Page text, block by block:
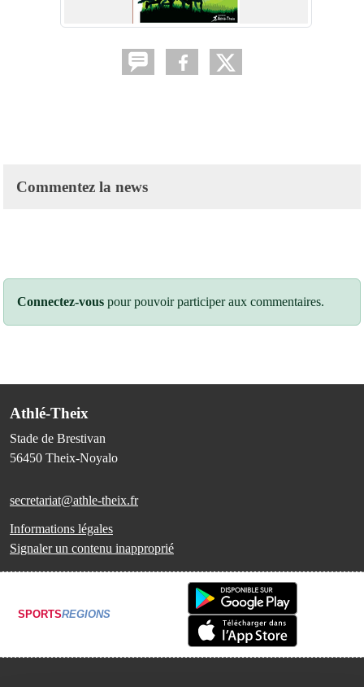
Commentez la news
Connectez-vous pour pouvoir participer aux commentaires.
Athlé-Theix
Stade de Brestivan
56450 Theix-Noyalo
secretariat@athle-theix.fr
Informations légales
Signaler un contenu inapproprié
SPORTSREGIONS